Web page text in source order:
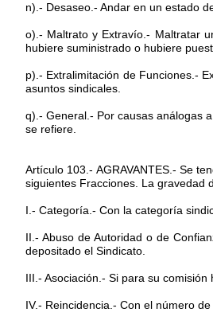
n).- Desaseo.- Andar en un estado
o).- Maltrato y Extravío.- Maltratar
hubiere suministrado o hubiere
p).- Extralimitación de Funciones.-
asuntos sindicales.
q).- General.- Por causas análogas
se refiere.
Artículo 103.- AGRAVANTES.- Se
siguientes Fracciones. La gravedad
I.- Categoría.- Con la categoría
II.- Abuso de Autoridad o de
depositado el Sindicato.
III.- Asociación.- Si para su
IV.- Reincidencia.- Con el número